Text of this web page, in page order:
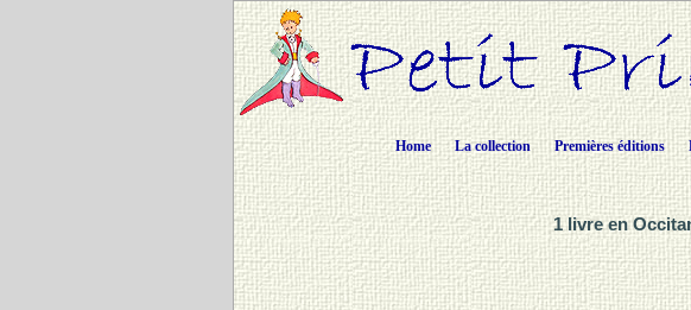
Home La collection Premières éditions
1 livre en